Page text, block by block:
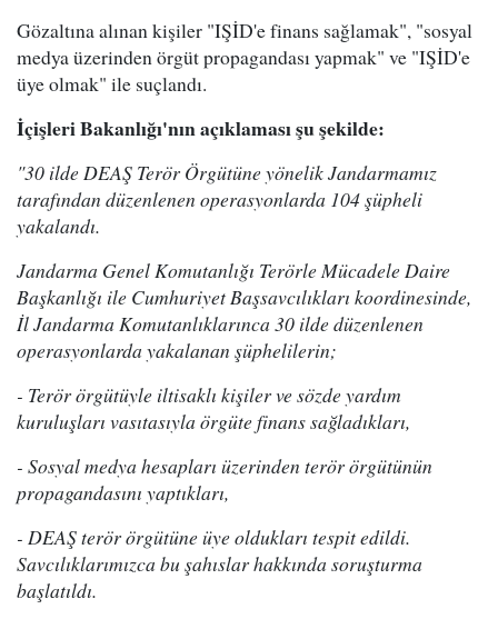
Gözaltına alınan kişiler "IŞİD'e finans sağlamak", "sosyal
medya üzerinden örgüt propagandası yapmak" ve "IŞİD'e
üye olmak" ile suçlandı.
İçişleri Bakanlığı'nın açıklaması şu şekilde:
"30 ilde DEAŞ Terör Örgütüne yönelik Jandarmamız
tarafından düzenlenen operasyonlarda 104 şüpheli
yakalandı.
Jandarma Genel Komutanlığı Terörle Mücadele Daire
Başkanlığı ile Cumhuriyet Başsavcılıkları koordinesinde,
İl Jandarma Komutanlıklarınca 30 ilde düzenlenen
operasyonlarda yakalanan şüphelilerin;
- Terör örgütüyle iltisaklı kişiler ve sözde yardım
kuruluşları vasıtasıyla örgüte finans sağladıkları,
- Sosyal medya hesapları üzerinden terör örgütünün
propagandasını yaptıkları,
- DEAŞ terör örgütüne üye oldukları tespit edildi.
Savcılıklarımızca bu şahıslar hakkında soruşturma
başlatıldı.